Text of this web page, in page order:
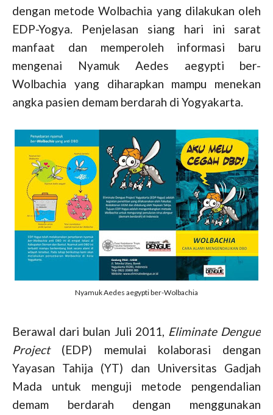
dengan metode Wolbachia yang dilakukan oleh
EDP-Yogya. Penjelasan siang hari ini sarat
manfaat dan memperoleh informasi baru
mengenai Nyamuk Aedes aegypti ber-
Wolbachia yang diharapkan mampu menekan
angka pasien demam berdarah di Yogyakarta.
Nyamuk Aedes aegypti ber-Wolbachia
Berawal dari bulan Juli 2011, Eliminate Dengue
Project (EDP) memulai kolaborasi dengan
Yayasan Tahija (YT) dan Universitas Gadjah
Mada untuk menguji metode pengendalian
demam berdarah dengan menggunakan